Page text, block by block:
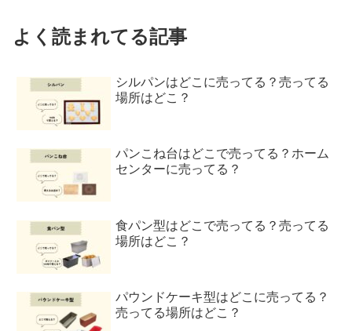
よく読まれてる記事
シルパンはどこに売ってる？売ってる
場所はどこ？
パンこね台はどこで売ってる？ホーム
センターに売ってる？
食パン型はどこで売ってる？売ってる
場所はどこ？
パウンドケーキ型はどこに売ってる？
売ってる場所はどこ？